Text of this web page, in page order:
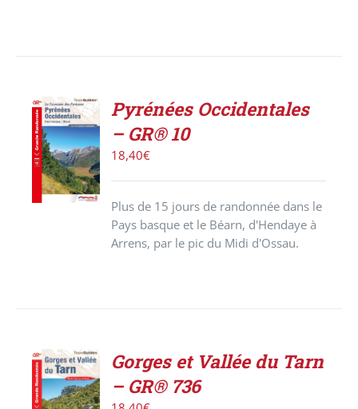
ACHETER
LE
PRODUIT
/
DÉTAILS
Pyrénées Occidentales
– GR® 10
18,40€
Plus de 15 jours de randonnée dans le
Pays basque et le Béarn, d'Hendaye à
Arrens, par le pic du Midi d'Ossau.
AJOUTER
AU
PANIER
Gorges et Vallée du Tarn
– GR® 736